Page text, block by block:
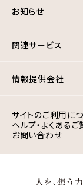
お知らせ
関連サービス
情報提供会社
サイトのご利用に
ヘルプ・よくあるご
お問い合わせ